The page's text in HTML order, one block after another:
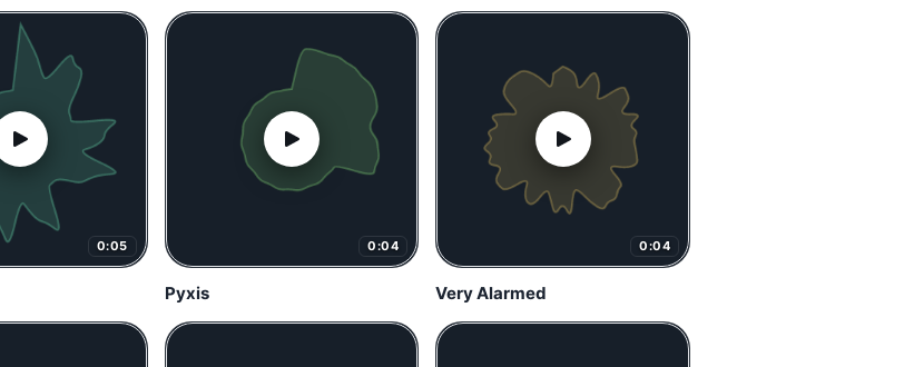
0:05 0:04
Pyxis
0:04
Very Alarmed